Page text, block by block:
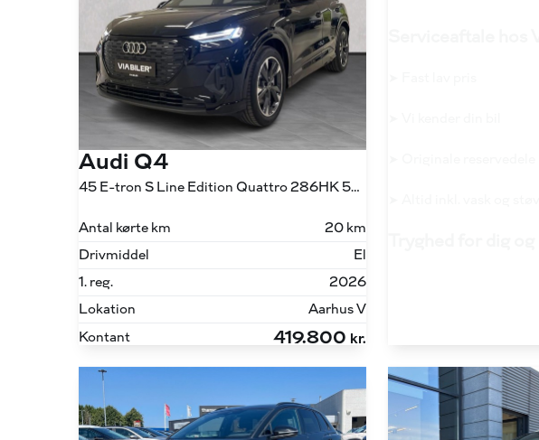
Audi Q4
45 E-tron S Line Edition Quattro 286HK 5d Aut.
Antal kørte km
20 km
Drivmiddel
El
1. reg.
2026
Lokation
Aarhus V
Kontant
419.800 kr.